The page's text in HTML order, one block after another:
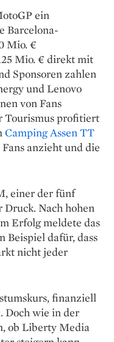
ein
Barcelona-
Mio. €
Mio. € direkt mit
Sponsoren zahlen
und Lenovo
von Fans
Tourismus profitiert
Camping Assen TT
Fans anzieht und die
einer der fünf
Nach hohen
Erfolg meldete das
Beispiel dafür, dass
nicht jeder
finanziell
Doch wie in der
ob Liberty Media